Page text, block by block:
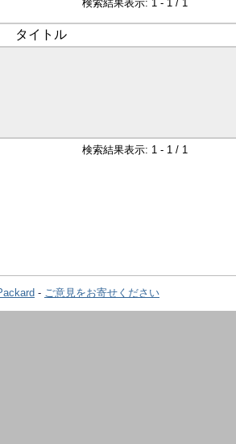
検索結果表示: 1 - 1 / 1
タイトル
検索結果表示: 1 - 1 / 1
- ご意見をお寄せください